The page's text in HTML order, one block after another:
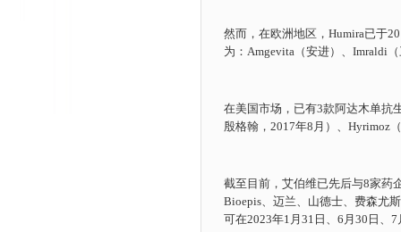
然而，在欧洲地区，Humira已于
为：Amgevita（安进）、Imraldi
在美国市场，已有3款阿达木单抗
殷格翰，2017年8月）、Hyrimoz
截至目前，艾伯维已先后与8家药
Bioepis、迈兰、山德士、费森尤
可在2023年1月31日、6月30日、